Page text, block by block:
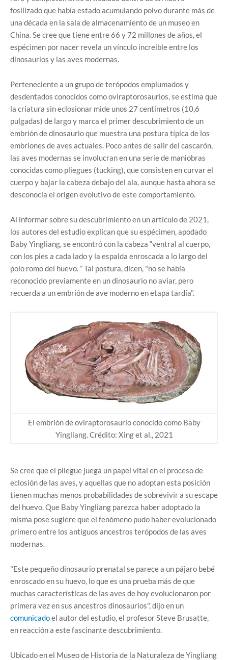
fosilizado que había estado acumulando polvo durante más de
una década en la sala de almacenamiento de un museo en
China. Se cree que tiene entre 66 y 72 millones de años, el
espécimen por nacer revela un vínculo increíble entre los
dinosaurios y las aves modernas.
Perteneciente a un grupo de terópodos emplumados y
desdentados conocidos como oviraptorosaurios, se estima que
la criatura sin eclosionar mide unos 27 centímetros (10,6
pulgadas) de largo y marca el primer descubrimiento de un
embrión de dinosaurio que muestra una postura típica de los
embriones de aves actuales. Poco antes de salir del cascarón,
las aves modernas se involucran en una serie de maniobras
conocidas como pliegues (tucking), que consisten en curvar el
cuerpo y bajar la cabeza debajo del ala, aunque hasta ahora se
desconocía el origen evolutivo de este comportamiento.
Al informar sobre su descubrimiento en un artículo de 2021,
los autores del estudio explican que su espécimen, apodado
Baby Yingliang, se encontró con la cabeza “ventral al cuerpo,
con los pies a cada lado y la espalda enroscada a lo largo del
polo romo del huevo. ” Tal postura, dicen, "no se había
reconocido previamente en un dinosaurio no aviar, pero
recuerda a un embrión de ave moderno en etapa tardía".
El embrión de oviraptorosaurio conocido como Baby
Yingliang. Crédito: Xing et al., 2021
Se cree que el pliegue juega un papel vital en el proceso de
eclosión de las aves, y aquellas que no adoptan esta posición
tienen muchas menos probabilidades de sobrevivir a su escape
del huevo. Que Baby Yingliang parezca haber adoptado la
misma pose sugiere que el fenómeno pudo haber evolucionado
primero entre los antiguos ancestros terópodos de las aves
modernas.
"Este pequeño dinosaurio prenatal se parece a un pájaro bebé
enroscado en su huevo, lo que es una prueba más de que
muchas características de las aves de hoy evolucionaron por
primera vez en sus ancestros dinosaurios", dijo en un
comunicadoel autor del estudio, el profesor Steve Brusatte,
en reacción a este fascinante descubrimiento.
Ubicado en el Museo de Historia de la Naturaleza de Yingliang